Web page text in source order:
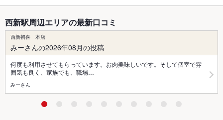
西新駅周辺エリアの最新口コミ
西新初喜 本店
みーさんの2026年08月の投稿
何度も利用させてもらっています。お肉美味しいです。そして個室で雰
囲気も良く、家族でも、職場…
みーさん